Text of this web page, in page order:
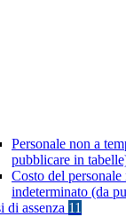
Personale non a
pubblicare in
Costo del personale
indeterminato (da
di assenza 11